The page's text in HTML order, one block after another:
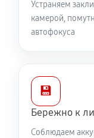
Устраняем
камерой,
автофокуса
💾
Бережно к
Соблюдаем